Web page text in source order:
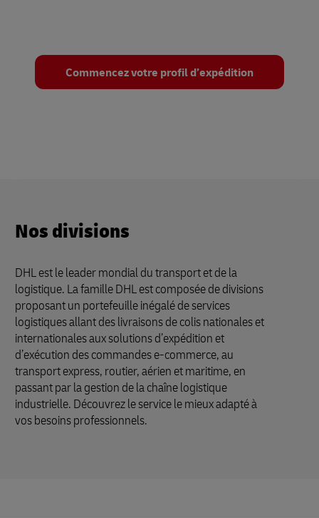
Commencez votre profil d’expédition
Nos divisions
DHL est le leader mondial du transport et de la
logistique. La famille DHL est composée de divisions
proposant un portefeuille inégalé de services
logistiques allant des livraisons de colis nationales et
internationales aux solutions d’expédition et
d’exécution des commandes e-commerce, au
transport express, routier, aérien et maritime, en
passant par la gestion de la chaîne logistique
industrielle. Découvrez le service le mieux adapté à
vos besoins professionnels.